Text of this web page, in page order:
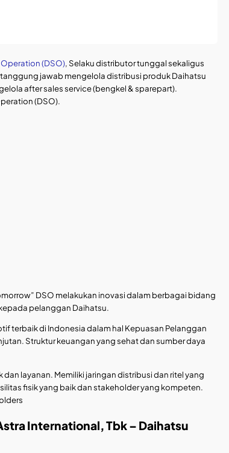
(DSO), Selaku distributor tunggal sekaligus
jawab mengelola distribusi produk Daihatsu
after sales service (bengkel & sparepart).
(DSO).
DSO melakukan inovasi dalam berbagai bidang
pelanggan Daihatsu.
terbaik di Indonesia dalam hal Kepuasan Pelanggan
Struktur keuangan yang sehat dan sumber daya
dan layanan. Memiliki jaringan distribusi dan ritel yang
fisik yang baik dan stakeholder yang kompeten.
International, Tbk – Daihatsu